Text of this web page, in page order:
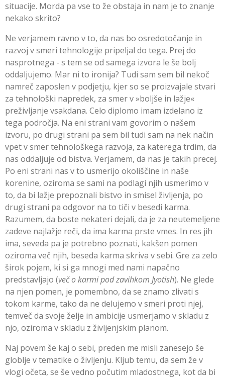
situacije. Morda pa vse to že obstaja in nam je to znanje
nekako skrito?
Ne verjamem ravno v to, da nas bo osredotočanje in
razvoj v smeri tehnologije pripeljal do tega. Prej do
nasprotnega - s tem se od samega izvora le še bolj
oddaljujemo. Mar ni to ironija? Tudi sam sem bil nekoč
namreč zaposlen v podjetju, kjer so se proizvajale stvari
za tehnološki napredek, za smer v »boljše in lažje«
preživljanje vsakdana. Celo diplomo imam izdelano iz
tega področja. Na eni strani vam govorim o našem
izvoru, po drugi strani pa sem bil tudi sam na nek način
vpet v smer tehnološkega razvoja, za katerega trdim, da
nas oddaljuje od bistva. Verjamem, da nas je takih precej.
Po eni strani nas v to usmerijo okoliščine in naše
korenine, oziroma se sami na podlagi njih usmerimo v
to, da bi lažje prepoznali bistvo in smisel življenja, po
drugi strani pa odgovor na to tiči v besedi karma.
Razumem, da boste nekateri dejali, da je za neutemeljene
zadeve najlažje reči, da ima karma prste vmes. In res jih
ima, seveda pa je potrebno poznati, kakšen pomen
oziroma več njih, beseda karma skriva v sebi. Gre za zelo
širok pojem, ki si ga mnogi med nami napačno
predstavljajo (več o karmi pod zavihkom Jyotish). Ne glede
na njen pomen, je pomembno, da se znamo zlivati s
tokom karme, tako da ne delujemo v smeri proti njej,
temveč da svoje želje in ambicije usmerjamo v skladu z
njo, oziroma v skladu z življenjskim planom.
Naj povem še kaj o sebi, preden me misli zanesejo še
globlje v tematike o življenju. Kljub temu, da sem že v
vlogi očeta, se še vedno počutim mladostnega, kot da bi